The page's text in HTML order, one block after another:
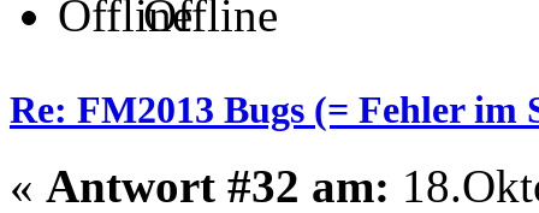
Offline
Re: FM2013 Bugs (= Fehler im
« Antwort #32 am: